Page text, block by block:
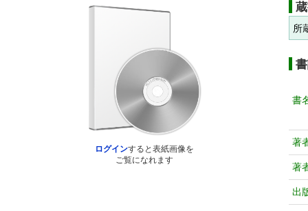
ログインすると表紙画像を
ご覧になれます
所
書
著
著
出